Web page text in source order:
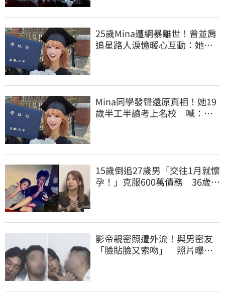
25歲Mina遭網暴離世！曾並肩
追星路人淚憶暖心互動：她真
Mina同學發聲還原真相！她19
歲半工半讀考上名校 喊：不
15歲倒追27歲男「交往1月就懷
孕！」克服600萬債務 36歲美
影帝親密照遭外流！與男密友
「臉貼臉又索吻」 照片曝光